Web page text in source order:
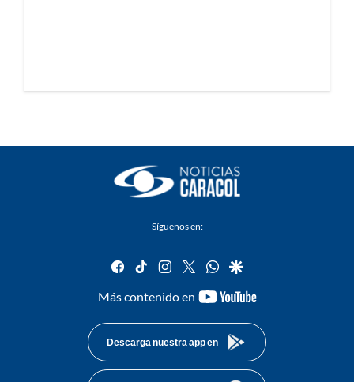
Síguenos en:
facebook
tiktok instagram
twitterwhatsapp
google
Más contenido en
youtube-
Descarga nuestra app en